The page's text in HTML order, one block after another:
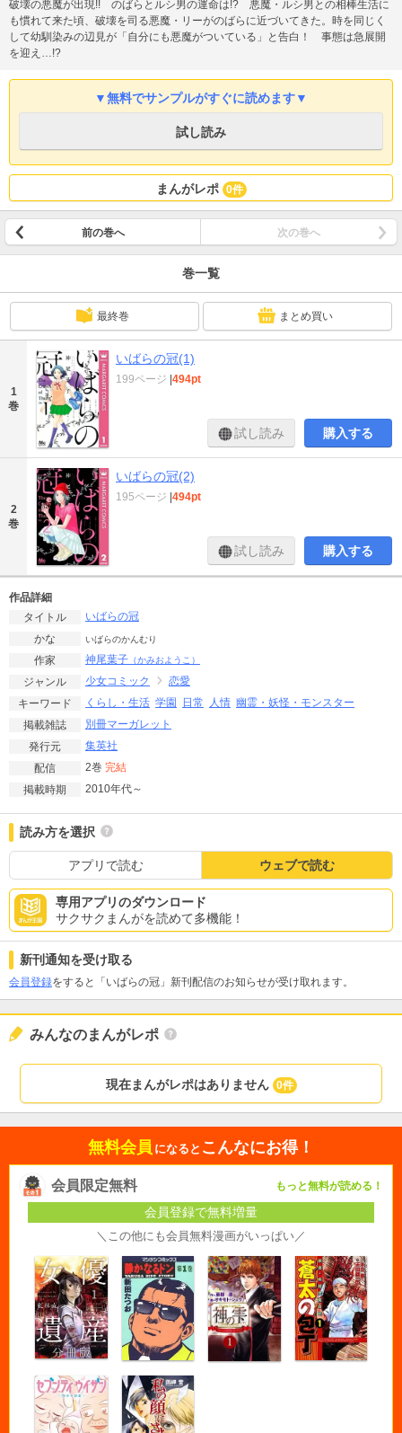
破壊の悪魔が出現!! のばらとルシ男の運命は!? 悪魔・ルシ男との相棒生活に
も慣れて来た頃、破壊を司る悪魔・リーがのばらに近づいてきた。時を同じく
して幼馴染みの辺見が「自分にも悪魔がついている」と告白！ 事態は急展開
を迎え…!?
▼無料でサンプルがすぐに読めます▼
試し読み
まんがレポ 0件
前の巻へ 次の巻へ
巻一覧
最終巻 まとめ買い
1
巻
いばらの冠(1)
199ページ 494pt
試し読み 購入する
2
巻
いばらの冠(2)
195ページ 494pt
試し読み 購入する
作品詳細
タイトル
いばらの冠
かな
いばらのかんむり
作家 神尾葉子 （かみおようこ）
ジャンル 少女コミック
恋愛
キーワード
くらし・生活 学園 日常 人情 幽霊・妖怪・モンスター
掲載雑誌
別冊マーガレット
発行元
集英社
配信
2巻 完結
掲載時期
2010年代～
読み方を選択
アプリで読む ウェブで読む
専用アプリのダウンロード
サクサクまんがを読めて多機能！
新刊通知を受け取る
会員登録をすると「いばらの冠」新刊配信のお知らせが受け取れます。
みんなのまんがレポ
現在まんがレポはありません 0件
無料会員 になると こんなにお得！
会員限定無料 もっと無料が読める！
会員登録で無料増量
＼この他にも会員無料漫画がいっぱい／